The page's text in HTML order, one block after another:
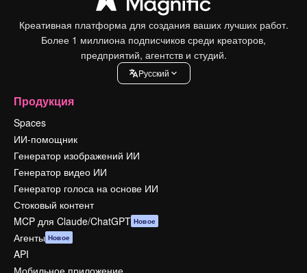
Креативная платформа для создания ваших лучших работ.
Более 1 миллиона подписчиков среди креаторов,
предприятий, агентств и студий.
Pусский
Продукция
Spaces
ИИ-помощник
Генератор изображений ИИ
Генератор видео ИИ
Генератор голоса на основе ИИ
Стоковый контент
MCP для Claude/ChatGPT Новое
Агенты Новое
API
Мобильное приложение